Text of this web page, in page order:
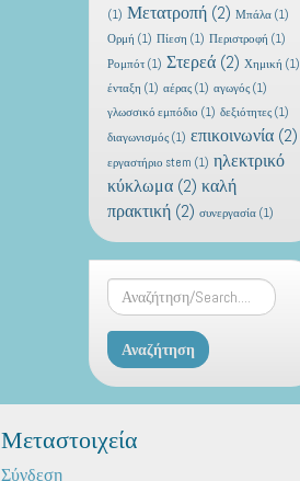
(1) Μετατροπή (2) Μπάλα (1)
Ορμή (1) Πίεση (1) Περιστροφή (1)
Ρομπότ (1) Στερεά (2) Χημική (1)
ένταξη (1) αέρας (1) αγωγός (1)
γλωσσικό εμπόδιο (1) δεξιότητες (1)
διαγωνισμός (1) επικοινωνία (2)
εργαστήριο stem (1) ηλεκτρικό
κύκλωμα (2) καλή
πρακτική (2) συνεργασία (1)
Μεταστοιχεία
Σύνδεση